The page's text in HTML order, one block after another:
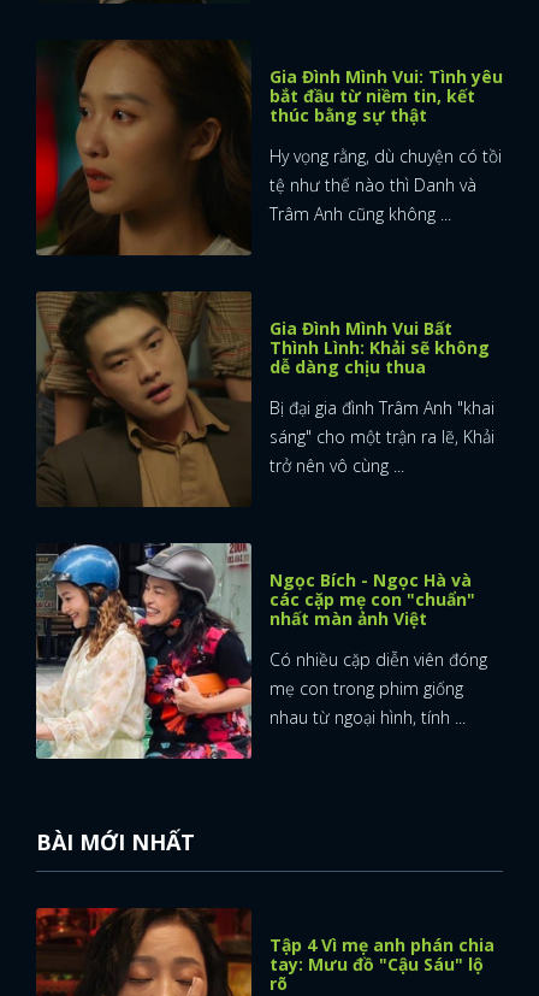
Gia Đình Mình Vui: Tình yêu
bắt đầu từ niềm tin, kết
thúc bằng sự thật
Hy vọng rằng, dù chuyện có tồi
tệ như thế nào thì Danh và
Trâm Anh cũng không ...
Gia Đình Mình Vui Bất
Thình Lình: Khải sẽ không
dễ dàng chịu thua
Bị đại gia đình Trâm Anh "khai
sáng" cho một trận ra lẽ, Khải
trở nên vô cùng ...
Ngọc Bích - Ngọc Hà và
các cặp mẹ con "chuẩn"
nhất màn ảnh Việt
Có nhiều cặp diễn viên đóng
mẹ con trong phim giống
nhau từ ngoại hình, tính ...
BÀI MỚI NHẤT
Tập 4 Vì mẹ anh phán chia
tay: Mưu đồ "Cậu Sáu" lộ
rõ